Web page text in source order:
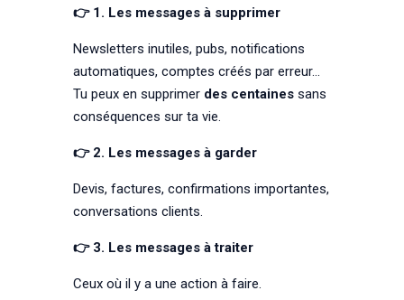
👉 1. Les messages à supprimer
Newsletters inutiles, pubs, notifications
automatiques, comptes créés par erreur…
Tu peux en supprimer des centainessans
conséquences sur ta vie.
👉 2. Les messages à garder
Devis, factures, confirmations importantes,
conversations clients.
👉 3. Les messages à traiter
Ceux où il y a une action à faire.